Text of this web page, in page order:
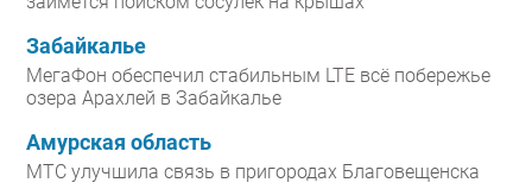
Забайкалье
МегаФон обеспечил стабильным LTE всё побережье
озера Арахлей в Забайкалье
Амурская область
МТС улучшила связь в пригородах Благовещенска